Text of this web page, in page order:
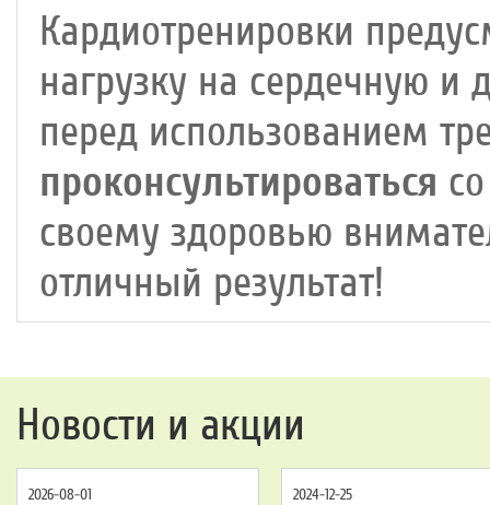
Кардиотренировки
нагрузку на сердечную и
перед использованием
проконсультироваться
своему здоровью
отличный результат!
Новости и акции
2026-08-01 2024-12-25